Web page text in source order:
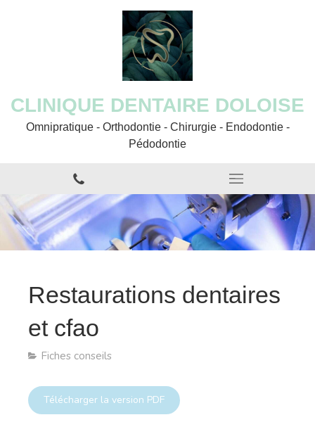
CLINIQUE DENTAIRE DOLOISE
Omnipratique - Orthodontie - Chirurgie - Endodontie -
Pédodontie
Restaurations dentaires
et cfao
Fiches conseils
Télécharger la version PDF